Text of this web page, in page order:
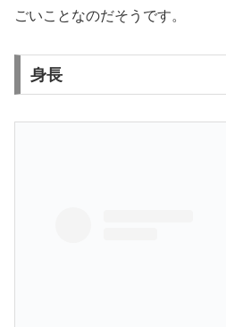
ごいことなのだそうです。
身長